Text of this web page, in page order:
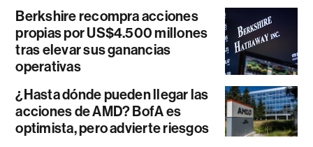
Berkshire recompra acciones
propias por US$4.500 millones
tras elevar sus ganancias
operativas
¿Hasta dónde pueden llegar las
acciones de AMD? BofA es
optimista, pero advierte riesgos